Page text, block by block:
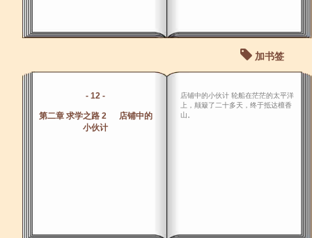
加书签
- 12 -
第二章 求学之路 2 店铺中的
小伙计
店铺中的小伙计 轮船在茫茫的太平洋
上，颠簸了二十多天，终于抵达檀香
山。